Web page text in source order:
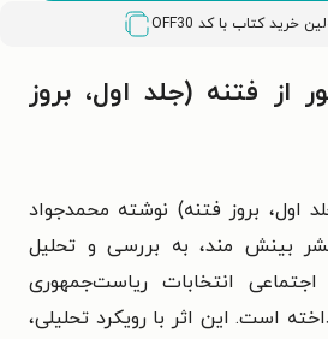
OFF30
از فتنه (جلد اول، بروز
اول، بروز فتنه) نوشته محمدجواد
بینش‌ مند، به بررسی و تحلیل
انتخابات ریاست‌جمهوری
در سال ۱۳۸۸ پرداخته است. این اثر با رویکرد تحلیلی،